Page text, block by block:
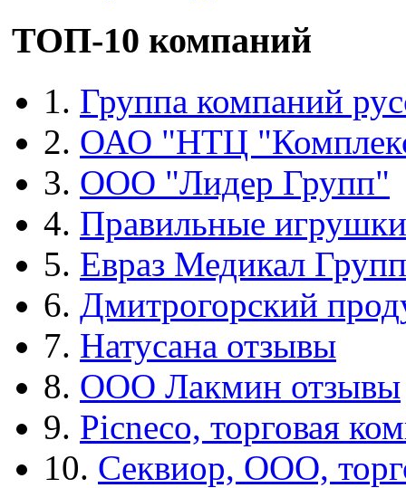
ТОП-10 компаний
1. Группа компаний
2. ОАО "НТЦ
3. ООО "Лидер Групп"
4. Правильные игрушки
5. Евраз Медикал Групп
6. Дмитрогорский
7. Натусана отзывы
8. ООО Лакмин отзывы
9. Picneco, торговая
10. Секвиор, ООО,